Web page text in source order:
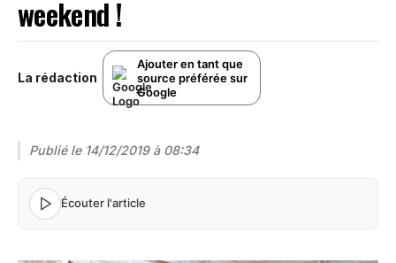
weekend !
La rédaction
Ajouter en tant que
source préférée sur
Google
Publié le 14/12/2019 à 08:34
Écouter l'article